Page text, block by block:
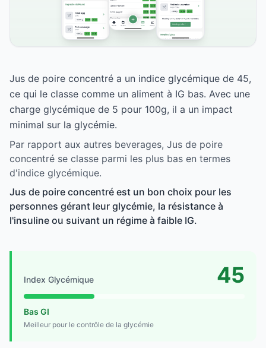
Jus de poire concentré a un indice glycémique de 45,
ce qui le classe comme un aliment à IG bas. Avec une
charge glycémique de 5 pour 100g, il a un impact
minimal sur la glycémie.
Par rapport aux autres beverages, Jus de poire
concentré se classe parmi les plus bas en termes
d'indice glycémique.
Jus de poire concentré est un bon choix pour les
personnes gérant leur glycémie, la résistance à
l'insuline ou suivant un régime à faible IG.
Index Glycémique 45
Bas GI
Meilleur pour le contrôle de la glycémie